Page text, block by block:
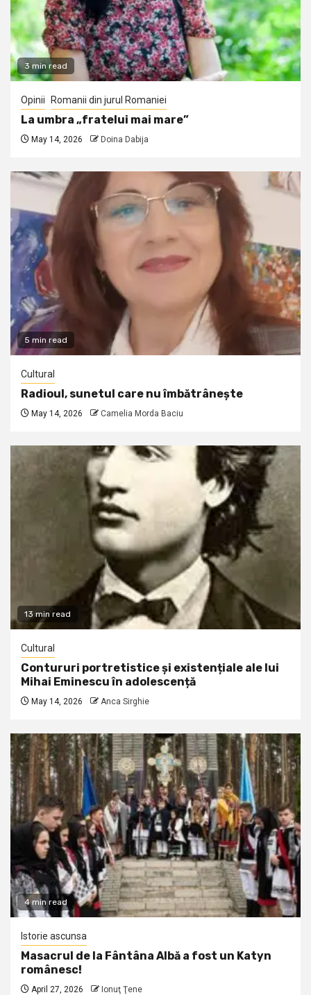
3 min read
Opinii Romanii din jurul Romaniei
La umbra „fratelui mai mare”
May 14, 2026 Doina Dabija
5 min read
Cultural
Radioul, sunetul care nu îmbătrânește
May 14, 2026 Camelia Morda Baciu
13 min read
Cultural
Contururi portretistice și existențiale ale lui
Mihai Eminescu în adolescență
May 14, 2026 Anca Sirghie
4 min read
Istorie ascunsa
Masacrul de la Fântâna Albă a fost un Katyn
românesc!
April 27, 2026 Ionuţ Ţene